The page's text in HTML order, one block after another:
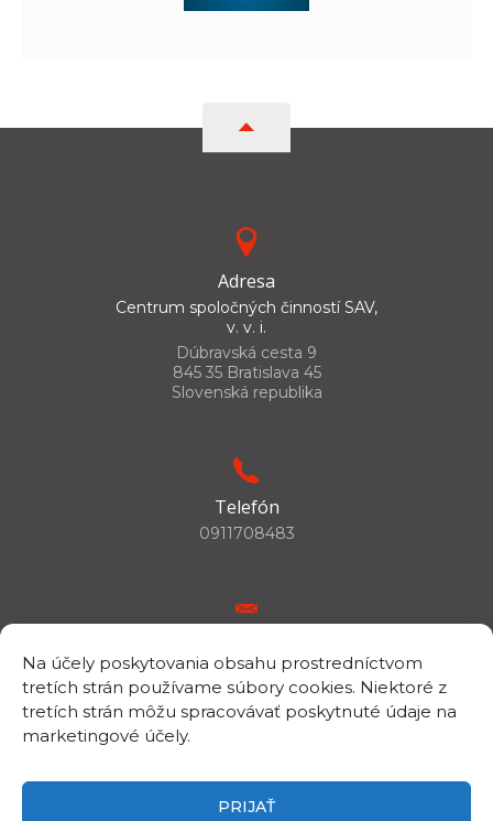
Na účely poskytovania obsahu prostredníctvom
tretích strán používame súbory cookies. Niektoré z
tretích strán môžu spracovávať poskytnuté údaje na
marketingové účely.
PRIJAŤ
Adresa
Centrum spoločných činností SAV,
v. v. i.
Dúbravská cesta 9
845 35 Bratislava 45
Slovenská republika
Telefón
0911708483
csc.info@savba.sk
IČO/DIČ
IČO: 00398144